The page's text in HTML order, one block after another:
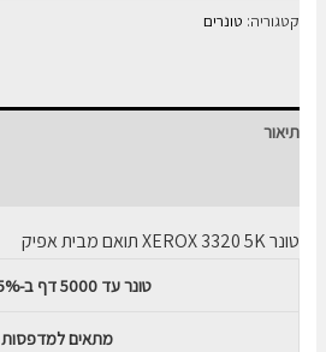
טונר
3320
קטגוריה: טונרים
תיאור
טונרXEROX 3320 5Kתואם מבית אפיק
טונר עד 5000 דף ב-5% כיסוי
מתאים למדפסות